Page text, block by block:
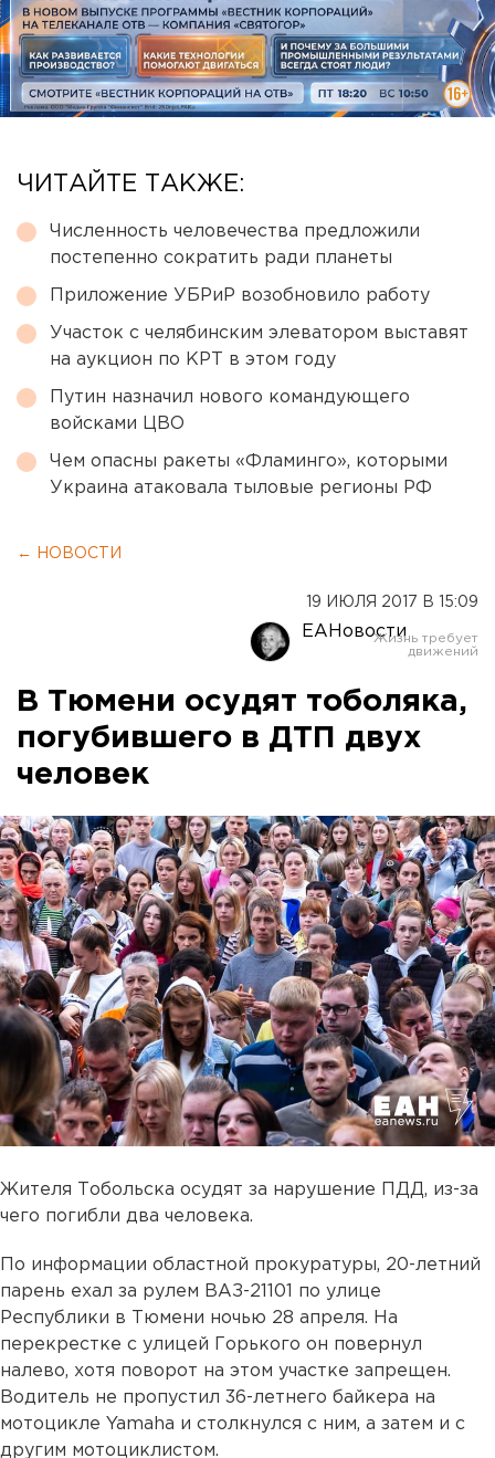
ЧИТАЙТЕ ТАКЖЕ:
Численность человечества предложили
постепенно сократить ради планеты
Приложение УБРиР возобновило работу
Участок с челябинским элеватором выставят
на аукцион по КРТ в этом году
Путин назначил нового командующего
войсками ЦВО
Чем опасны ракеты «Фламинго», которыми
Украина атаковала тыловые регионы РФ
← НОВОСТИ
19 ИЮЛЯ 2017 В 15:09
ЕАНовости
В Тюмени осудят тоболяка,
погубившего в ДТП двух
человек
Жителя Тобольска осудят за нарушение ПДД, из-за
чего погибли два человека.
По информации областной прокуратуры, 20-летний
парень ехал за рулем ВАЗ-21101 по улице
Республики в Тюмени ночью 28 апреля. На
перекрестке с улицей Горького он повернул
налево, хотя поворот на этом участке запрещен.
Водитель не пропустил 36-летнего байкера на
мотоцикле Yamaha и столкнулся с ним, а затем и с
другим мотоциклистом.